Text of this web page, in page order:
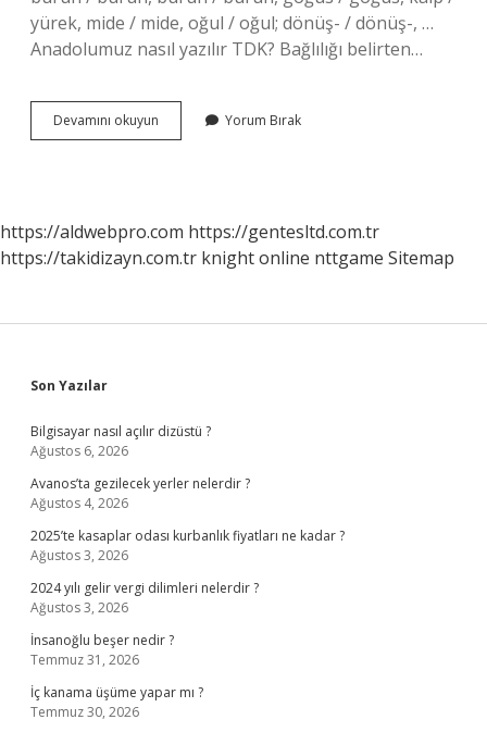
yürek, mide / mide, oğul / oğul; dönüş- / dönüş-, …
Anadolumuz nasıl yazılır TDK? Bağlılığı belirten…
Devamını okuyun Anadolunun
Birleşik
Yorum Bırak
https://aldwebpro.com https://gentesltd.com.tr
https://takidizayn.com.tr knight online nttgame Sitemap
Sidebar
Son Yazılar
Bilgisayar nasıl açılır dizüstü ?
Ağustos 6, 2026
Avanos’ta gezilecek yerler nelerdir ?
Ağustos 4, 2026
2025’te kasaplar odası kurbanlık fiyatları ne kadar ?
Ağustos 3, 2026
2024 yılı gelir vergi dilimleri nelerdir ?
Ağustos 3, 2026
İnsanoğlu beşer nedir ?
Temmuz 31, 2026
İç kanama üşüme yapar mı ?
Temmuz 30, 2026